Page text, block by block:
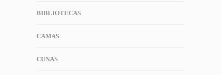
BIBLIOTECAS
CAMAS
CUNAS